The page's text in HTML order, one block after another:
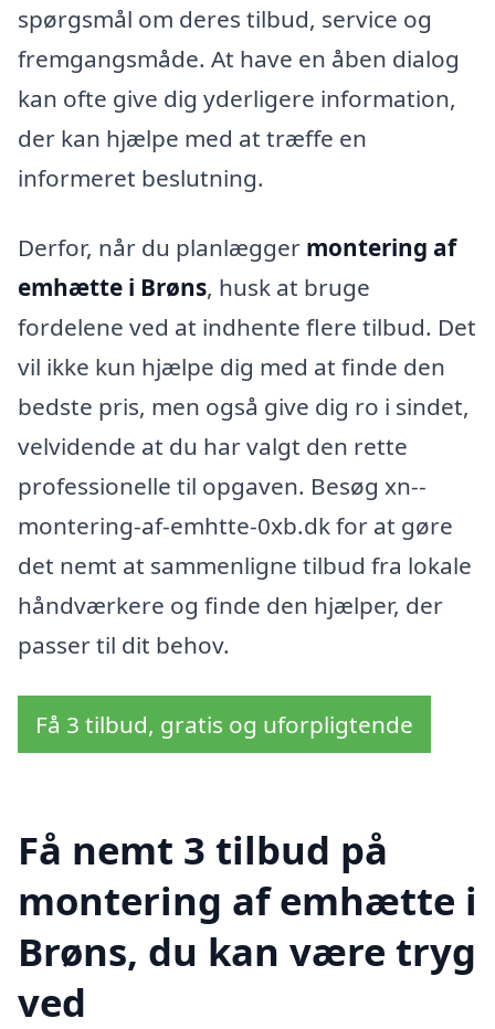
spørgsmål om deres tilbud, service og
fremgangsmåde. At have en åben dialog
kan ofte give dig yderligere information,
der kan hjælpe med at træffe en
informeret beslutning.
Derfor, når du planlægger montering af
emhætte i Brøns, husk at bruge
fordelene ved at indhente flere tilbud. Det
vil ikke kun hjælpe dig med at finde den
bedste pris, men også give dig ro i sindet,
velvidende at du har valgt den rette
professionelle til opgaven. Besøg xn--
montering-af-emhtte-0xb.dk for at gøre
det nemt at sammenligne tilbud fra lokale
håndværkere og finde den hjælper, der
passer til dit behov.
Få 3 tilbud, gratis og uforpligtende
Få nemt 3 tilbud på
montering af emhætte i
Brøns, du kan være tryg
ved